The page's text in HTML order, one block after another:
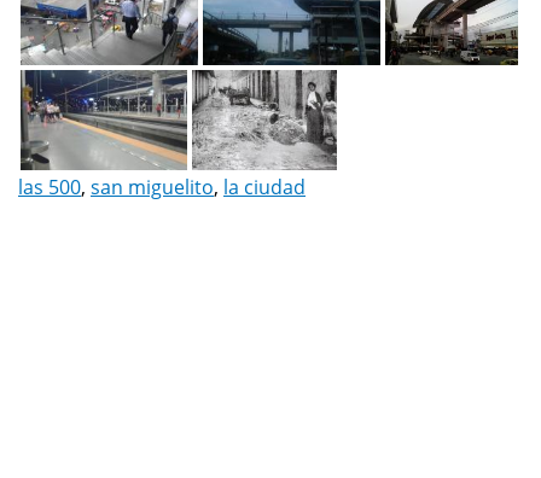
las 500, san miguelito, la ciudad